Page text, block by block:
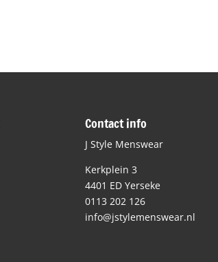
Contact info
J Style Menswear
Kerkplein 3
4401 ED Yerseke
0113 202 126
info@jstylemenswear.nl